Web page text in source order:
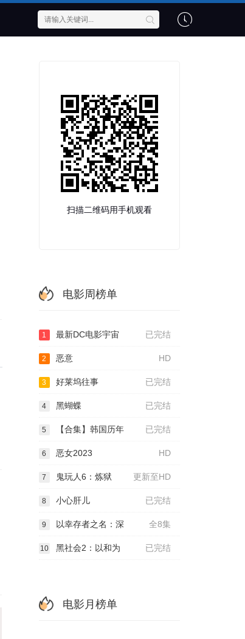
扫描二维码用手机观看
电影周榜单
已完结
1 最新DC电影宇宙
HD
2 恶意
已完结
3 好莱坞往事
已完结
4 黑蝴蝶
已完结
5 【合集】韩国历年
HD
6 恶女2023
更新至HD
7 鬼玩人6：炼狱
已完结
8 小心肝儿
全8集
9 以幸存者之名：深
已完结
10 黑社会2：以和为
电影月榜单